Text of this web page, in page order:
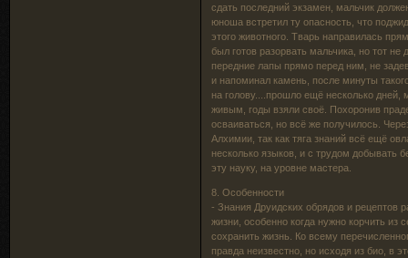
сдать последний экзамен, мальчик
юноша встретил ту опасность, что
этого животного. Тварь направилась
был готов разорвать мальчика, но тот
передние лапы прямо перед ним, не
и напоминал камень, после минуты
на голову....прошло ещё несколько дней,
живым, годы взяли своё. Похоронив
осваиваться, но всё же получилось.
Алхимии, так как тяга знаний всё ещё
несколько языков, и с трудом добывать
эту науку, на уровне мастера.
8. Особенности
- Знания Друидских обрядов и рецептов
жизни, особенно когда нужно корчить
сохранить жизнь. Ко всему
правда неизвестно, но исходя из био, в